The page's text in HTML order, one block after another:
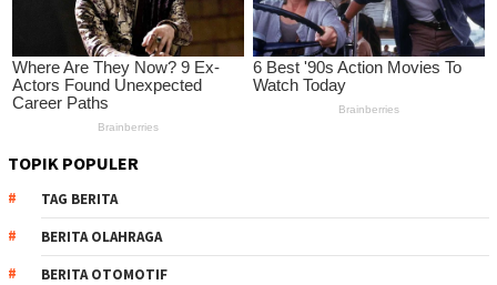
TOPIK POPULER
TAG BERITA
BERITA OLAHRAGA
BERITA OTOMOTIF